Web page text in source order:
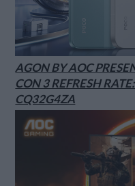
AGON BY AOC
CON 3 REFRESH
CQ32G4ZA